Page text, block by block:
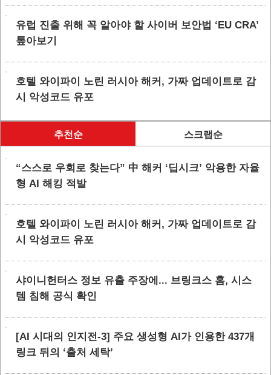
유럽 진출 위해 꼭 알아야 할 사이버 보안법 ‘EU CRA’
톺아보기
호텔 와이파이 노린 러시아 해커, 가짜 업데이트로 감
시 악성코드 유포
추천순 스크랩순
“스스로 우회로 찾는다” 中 해커 ‘딥시크’ 악용한 자율
형 AI 해킹 적발
호텔 와이파이 노린 러시아 해커, 가짜 업데이트로 감
시 악성코드 유포
샤이니헌터스 정보 유출 주장에... 브링크스 홈, 시스
템 침해 공식 확인
[AI 시대의 인지전-3] 주요 생성형 AI가 인용한 437개
링크 뒤의 ‘출처 세탁’